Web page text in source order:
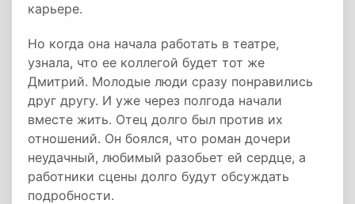
карьере.
Но когда она начала работать в театре,
узнала, что ее коллегой будет тот же
Дмитрий. Молодые люди сразу понравились
друг другу. И уже через полгода начали
вместе жить. Отец долго был против их
отношений. Он боялся, что роман дочери
неудачный, любимый разобьет ей сердце, а
работники сцены долго будут обсуждать
подробности.